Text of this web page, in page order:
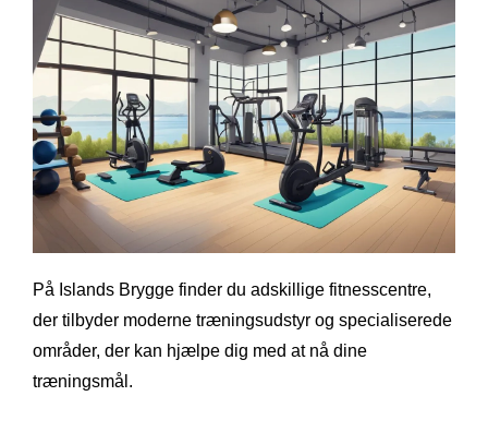
På Islands Brygge finder du adskillige fitnesscentre,
der tilbyder moderne træningsudstyr og specialiserede
områder, der kan hjælpe dig med at nå dine
træningsmål.